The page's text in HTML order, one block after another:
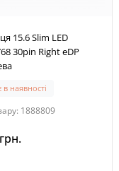
15.6 Slim LED
30pin Right eDP
наявності
1888809